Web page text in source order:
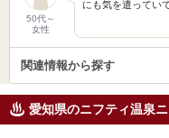
50代～
女性
にも気を遣ってい
関連情報から探す
愛知県のニフティ温泉